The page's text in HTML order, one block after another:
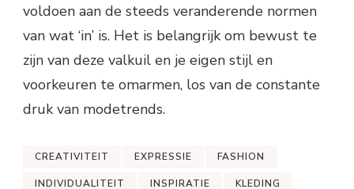
voldoen aan de steeds veranderende normen
van wat ‘in’ is. Het is belangrijk om bewust te
zijn van deze valkuil en je eigen stijl en
voorkeuren te omarmen, los van de constante
druk van modetrends.
CREATIVITEIT EXPRESSIE FASHION
INDIVIDUALITEIT INSPIRATIE KLEDING